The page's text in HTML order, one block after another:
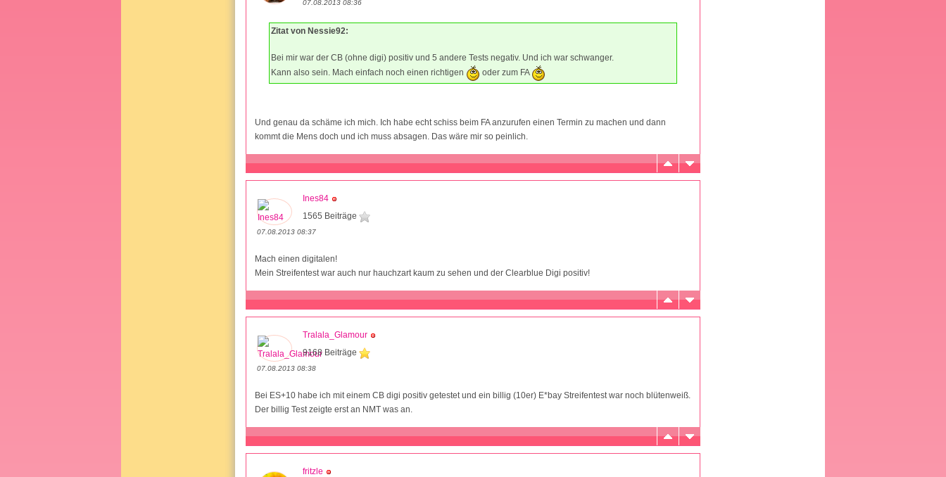
07.08.2013 08:36
Zitat von Nessie92:
Bei mir war der CB (ohne digi) positiv und 5 andere Tests negativ. Und ich war schwanger.
Kann also sein. Mach einfach noch einen richtigen
oder zum FA
Und genau da schäme ich mich. Ich habe echt schiss beim FA anzurufen einen Termin zu machen und dann
kommt die Mens doch und ich muss absagen. Das wäre mir so peinlich.
Ines84
1565 Beiträge
07.08.2013 08:37
Mach einen digitalen!
Mein Streifentest war auch nur hauchzart kaum zu sehen und der Clearblue Digi positiv!
Tralala_Glamour
9168 Beiträge
07.08.2013 08:38
Bei ES+10 habe ich mit einem CB digi positiv getestet und ein billig (10er) E*bay Streifentest war noch blütenweiß.
Der billig Test zeigte erst an NMT was an.
fritzle